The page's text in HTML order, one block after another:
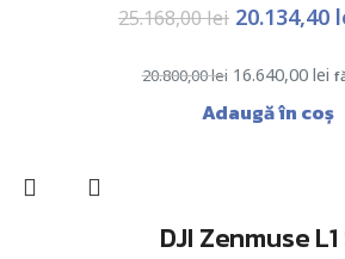
20.800,00lei 16.640,00 lei
25.168,00lei 20.134,40
Adaugă în coș
DJI Zenmuse L1